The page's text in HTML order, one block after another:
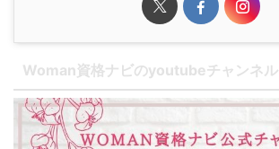
Woman資格ナビのyoutubeチャンネル